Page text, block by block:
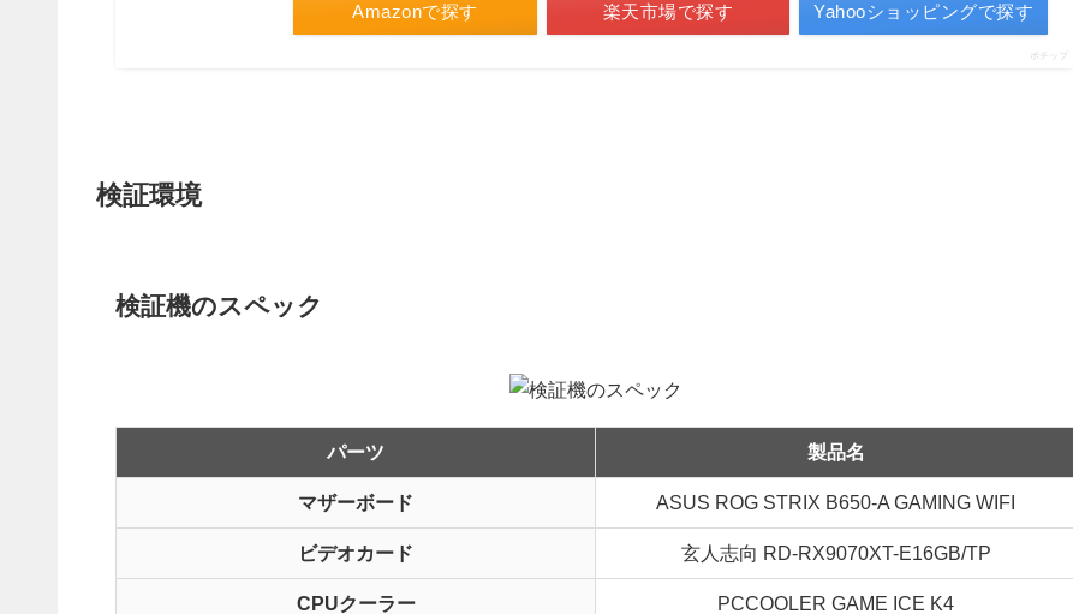
Amazonで探す 楽天市場で探す Yahooショッピングで探す
ポチップ
検証環境
検証機のスペック
パーツ 製品名
マザーボード ASUS ROG STRIX B650-A GAMING WIFI
ビデオカード 玄人志向 RD-RX9070XT-E16GB/TP
CPUクーラー PCCOOLER GAME ICE K4